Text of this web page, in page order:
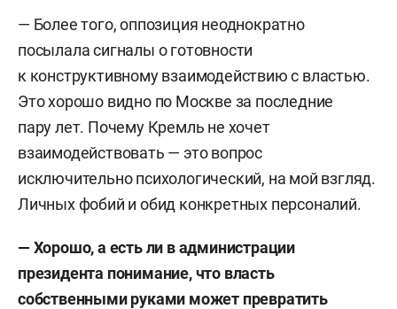
— Более того, оппозиция неоднократно
посылала сигналы о готовности
к конструктивному взаимодействию с властью.
Это хорошо видно по Москве за последние
пару лет. Почему Кремль не хочет
взаимодействовать — это вопрос
исключительно психологический, на мой взгляд.
Личных фобий и обид конкретных персоналий.
— Хорошо, а есть ли в администрации
президента понимание, что власть
собственными руками может превратить